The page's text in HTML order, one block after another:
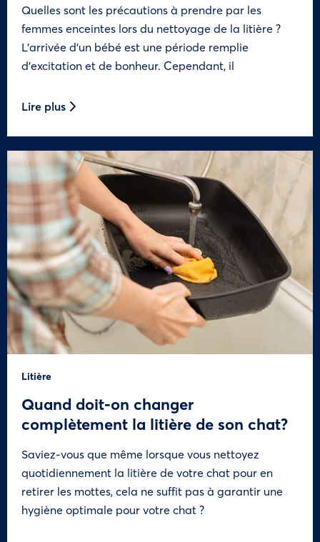
Quelles sont les précautions à prendre par les
femmes enceintes lors du nettoyage de la litière ?
L’arrivée d’un bébé est une période remplie
d’excitation et de bonheur. Cependant, il
Lire plus
Litière
Quand doit-on changer
complètement la litière de son chat?
Saviez-vous que même lorsque vous nettoyez
quotidiennement la litière de votre chat pour en
retirer les mottes, cela ne suffit pas à garantir une
hygiène optimale pour votre chat ?